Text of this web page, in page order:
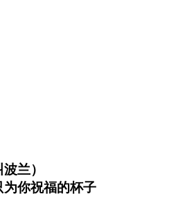
兰）
你祝福的杯子